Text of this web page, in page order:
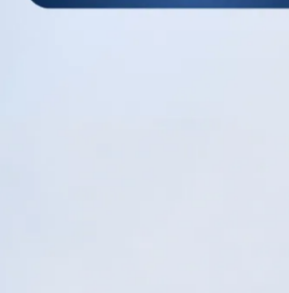
Grade of UVA）則防禦UVA，
的悶熱氣候，防曬乳應具備輕薄、快吸收
痘的產生，還能避免妝感厚重或影響後續底
女性喜歡簡單快速的底妝步驟，帶有潤色
粉底用量。
在冷氣房內，皮膚容易缺水。